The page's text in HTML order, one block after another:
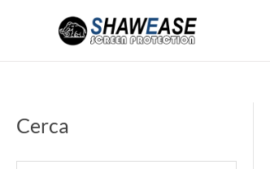
contenuto
Cerca